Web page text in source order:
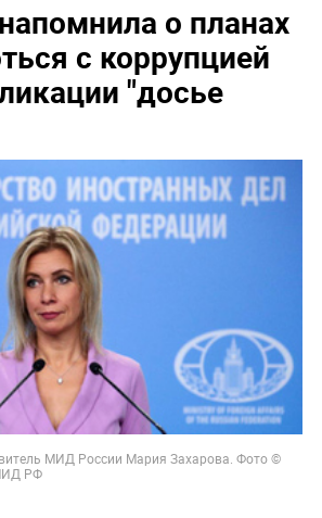
о планах
с коррупцией
"досье
МИД России Мария Захарова. Фото ©
РФ